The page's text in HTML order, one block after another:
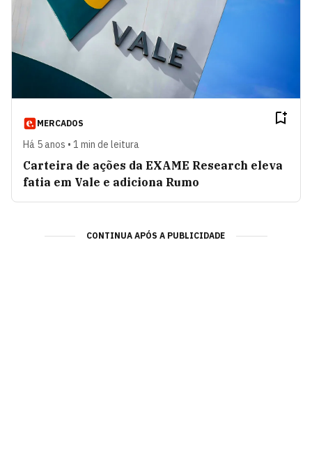
MERCADOS
Há 5 anos • 1 min de leitura
Carteira de ações da EXAME Research eleva
fatia em Vale e adiciona Rumo
CONTINUA APÓS A PUBLICIDADE